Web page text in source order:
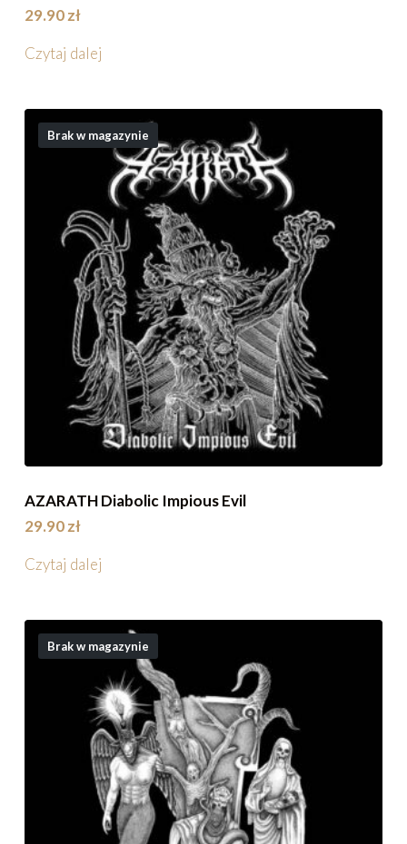
29.90zł
Czytaj dalej
Brak w magazynie
AZARATH Diabolic Impious Evil
29.90zł
Czytaj dalej
Brak w magazynie